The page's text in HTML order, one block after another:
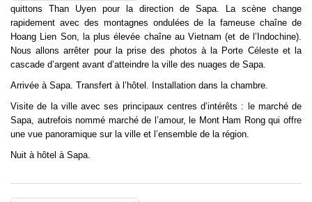
quittons Than Uyen pour la direction de Sapa. La scène change
rapidement avec des montagnes ondulées de la fameuse chaîne de
Hoang Lien Son, la plus élevée chaîne au Vietnam (et de l’Indochine).
Nous allons arrêter pour la prise des photos à la Porte Céleste et la
cascade d’argent avant d’atteindre la ville des nuages de Sapa.
Arrivée à Sapa. Transfert à l’hôtel. Installation dans la chambre.
Visite de la ville avec ses principaux centres d’intérêts : le marché de
Sapa, autrefois nommé marché de l’amour, le Mont Ham Rong qui offre
une vue panoramique sur la ville et l’ensemble de la région.
Nuit à hôtel à Sapa.